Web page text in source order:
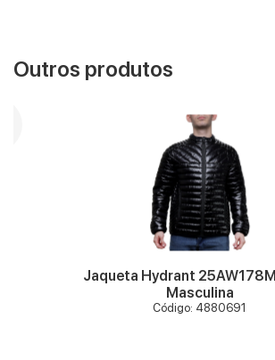
Outros produtos
VER MAIS
Jaqueta Hydrant
Masculina
Código: 4880691